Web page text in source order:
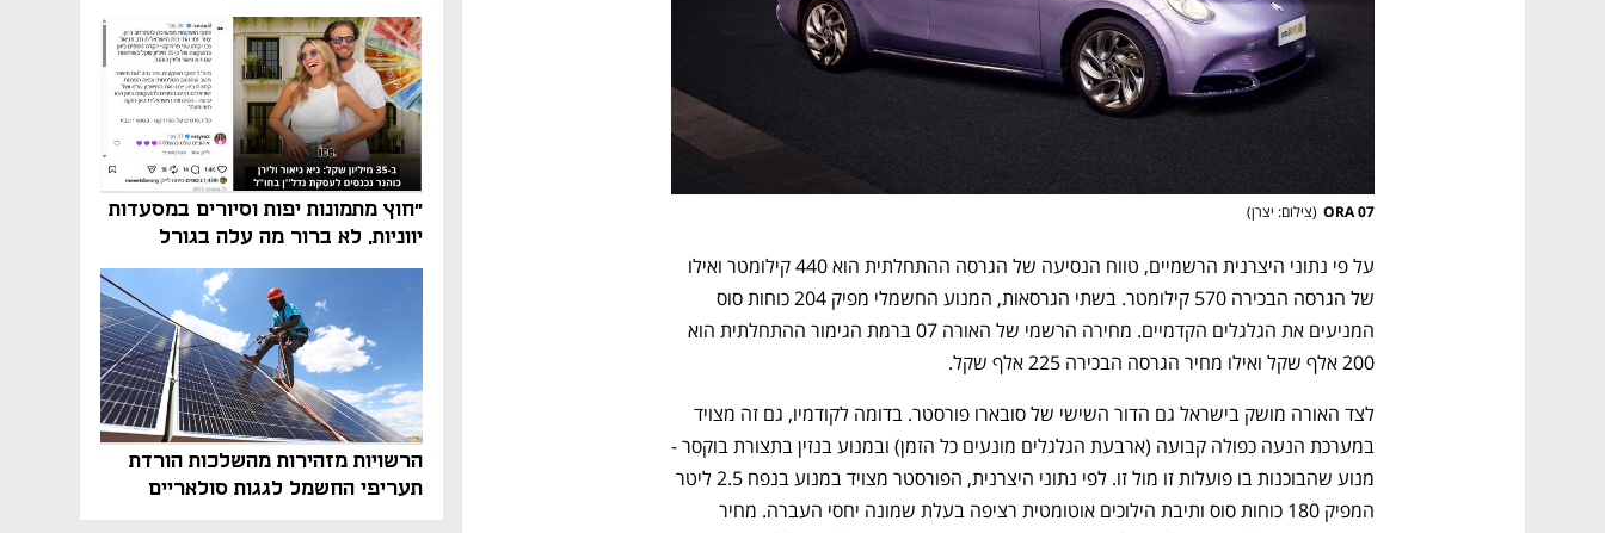
"חוץ מתמונות יפות וסיורים במסעדות
יווניות, לא ברור מה עלה בגורל
פרויקט הנדל"ן"
הרשויות מזהירות מהשלכות הורדת
תעריפי החשמל לגגות סולאריים
ORA 07
(צילום: יצרן)
200 אלף שקל ואילו מחיר הגרסה הבכירה 225 אלף שקל.